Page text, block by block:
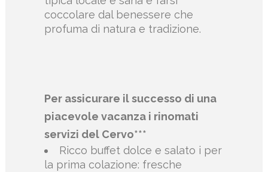
coccolare dal benessere che
profuma di natura e tradizione.
Per assicurare il successo di una
piacevole vacanza i rinomati
servizi del Cervo***
Ricco buffet dolce e salato i per
la prima colazione: fresche